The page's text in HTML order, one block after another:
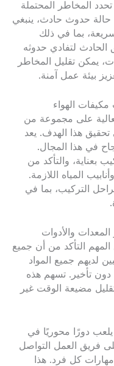
المخاطر المحتملة
حدوث حادث، ينبغي
بما في ذلك
الحادث لتفادي حدوثه
يمكن تقليل المخاطر
بيئة عمل آمنة.
مكيفات الهواء
على مجموعة من
تحقيق هذا الهدف. يعد
في هذا المجال.
بعناية، والتأكد من
المياه اللازمة.
التركيب، بما في
والأدوات
المهم التأكد من أن جميع
لديهم جميع المواد
دون تأخير. تسهم هذه
مضيعة الوقت غير
دورًا محوريًا في
فريق العمل التواصل
مهارات كل فرد. هذا